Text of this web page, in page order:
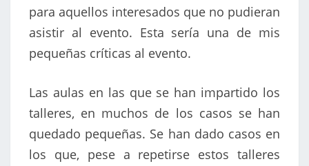
para aquellos interesados que no pudieran
asistir al evento. Esta sería una de mis
pequeñas críticas al evento.
Las aulas en las que se han impartido los
talleres, en muchos de los casos se han
quedado pequeñas. Se han dado casos en
los que, pese a repetirse estos talleres